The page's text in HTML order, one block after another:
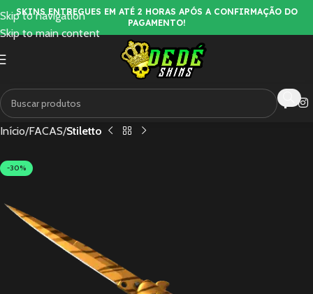
Skip to navigation
Skip to main content
SKINS ENTREGUES EM ATÉ 2 HORAS APÓS A CONFIRMAÇÃO DO
PAGAMENTO!
Início FACAS Stiletto
-30%